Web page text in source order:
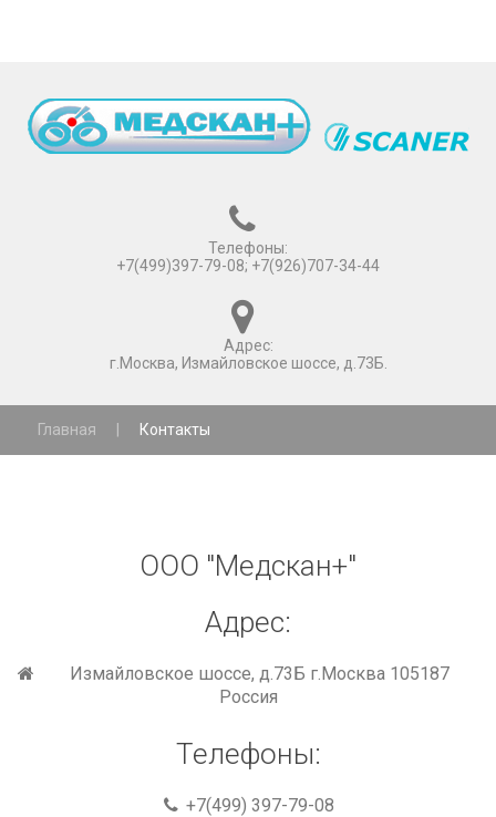
Телефоны:
+7(499)397-79-08; +7(926)707-34-44
Адрес:
г.Москва, Измайловское шоссе, д.73Б.
Главная Контакты
ООО "Медскан+"
Адрес:
Измайловское шоссе, д.73Б г.Москва 105187
Россия
Телефоны:
+7(499) 397-79-08